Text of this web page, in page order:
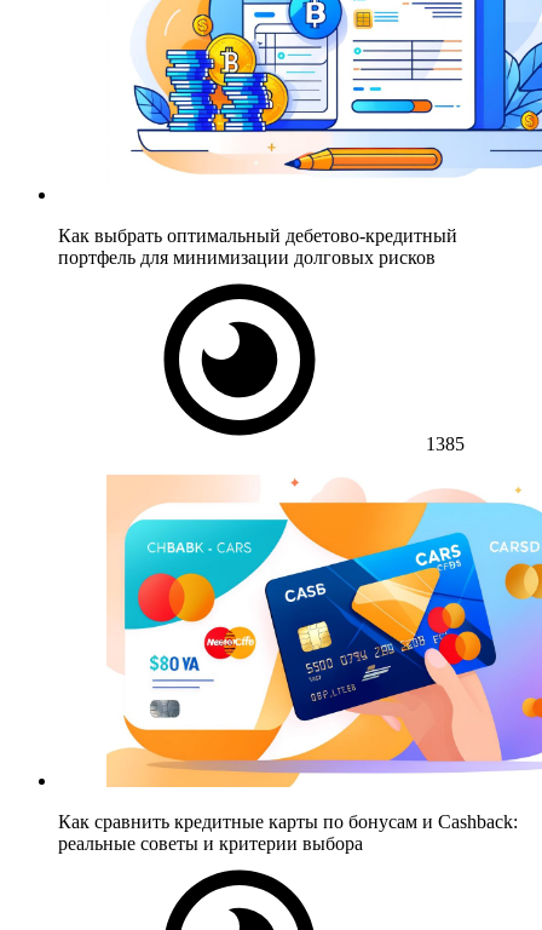
Как выбрать оптимальный дебетово-кредитный
портфель для минимизации долговых рисков
1385
Как сравнить кредитные карты по бонусам и Cashback:
реальные советы и критерии выбора